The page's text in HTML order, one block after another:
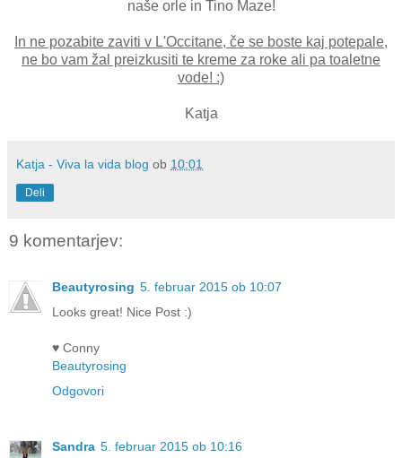
naše orle in Tino Maze!
In ne pozabite zaviti v L'Occitane, če se boste kaj potepale,
ne bo vam žal preizkusiti te kreme za roke ali pa toaletne
vode! :)
Katja
Katja - Viva la vida blog ob 10:01
Deli
9 komentarjev:
Beautyrosing 5. februar 2015 ob 10:07
Looks great! Nice Post :)
♥ Conny
Beautyrosing
Odgovori
Sandra 5. februar 2015 ob 10:16